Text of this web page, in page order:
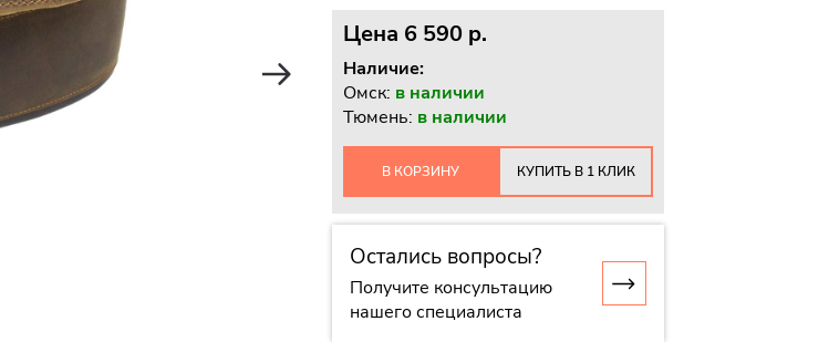
Цена 6 590 p.
Наличие:
Омск: в наличии
Тюмень: в наличии
В КОРЗИНУ КУПИТЬ В 1 КЛИК
Остались вопросы?
Получите консультацию
нашего специалиста